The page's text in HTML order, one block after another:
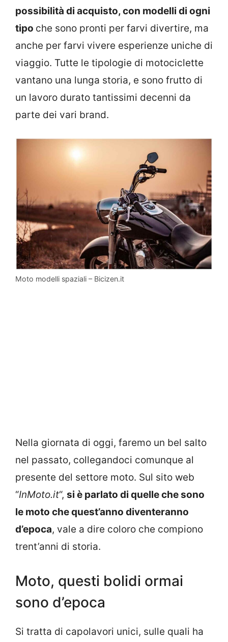
possibilità di acquisto, con modelli di ogni
tipo che sono pronti per farvi divertire, ma
anche per farvi vivere esperienze uniche di
viaggio. Tutte le tipologie di motociclette
vantano una lunga storia, e sono frutto di
un lavoro durato tantissimi decenni da
parte dei vari brand.
Moto modelli spaziali – Bicizen.it
Nella giornata di oggi, faremo un bel salto
nel passato, collegandoci comunque al
presente del settore moto. Sul sito web
“InMoto.it“, si è parlato di quelle che sono
le moto che quest’anno diventeranno
d’epoca, vale a dire coloro che compiono
trent’anni di storia.
Moto, questi bolidi ormai
sono d’epoca
Si tratta di capolavori unici, sulle quali ha